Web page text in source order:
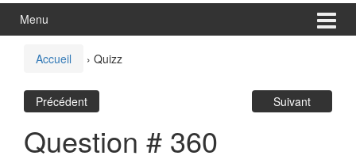
Menu
Accueil › Quizz
Précédent Suivant
Question # 360